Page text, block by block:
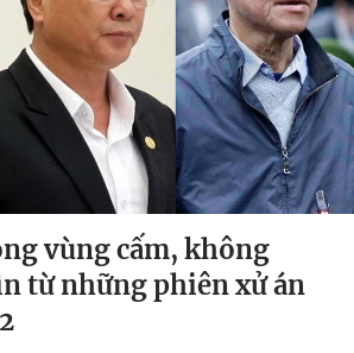
vùng cấm, không
từ những phiên xử án